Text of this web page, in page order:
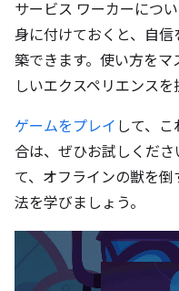
サービス ワーカーにつ
身に付けておくと、自
築できます。使い方を
しいエクスペリエンスを
ゲームをプレイ して、
合は、ぜひお試しくださ
て、オフラインの獣を
法を学びましょう。